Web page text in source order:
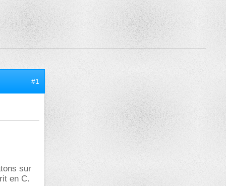
#1
sur
en C.